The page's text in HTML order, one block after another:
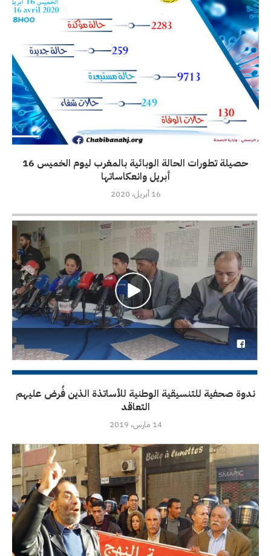
حصيلة تطورات الحالة الوبائية بالمغرب ليوم الخميس 16
أبريل وانعكاساتها
16 أبريل، 2020
ندوة صحفية للتنسيقية الوطنية للأساتذة الذين فُرض عليهم
التعاقد
14 مارس، 2019